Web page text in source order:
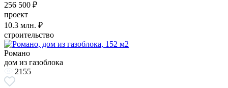
256 500 ₽
проект
10.3 млн. ₽
строительство
Романо
дом из газоблока
2155